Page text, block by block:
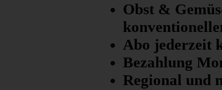
Obst &
Abo jederzeit
Bezahlung
Regional und